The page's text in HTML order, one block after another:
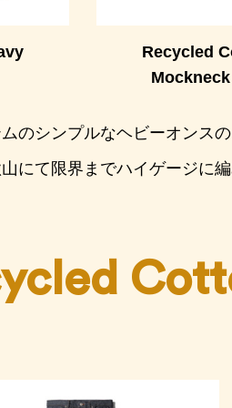
Recycled
のシンプルなヘビーオンスの
にて限界までハイゲージに